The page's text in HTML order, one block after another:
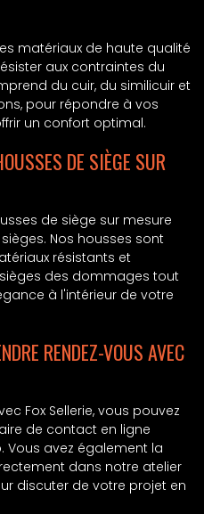
matériaux de haute qualité
aux contraintes du
du cuir, du similicuir et
pour répondre à vos
un confort optimal.
DE SIÈGE SUR
de siège sur mesure
Nos housses sont
résistants et
des dommages tout
à l'intérieur de votre
RENDEZ-VOUS AVEC
Fox Sellerie, vous pouvez
de contact en ligne
Vous avez également la
dans notre atelier
discuter de votre projet en